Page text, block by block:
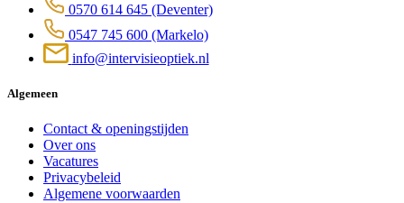
0570 614 645 (Deventer)
0547 745 600 (Markelo)
info@intervisieoptiek.nl
Algemeen
Contact & openingstijden
Over ons
Vacatures
Privacybeleid
Algemene voorwaarden